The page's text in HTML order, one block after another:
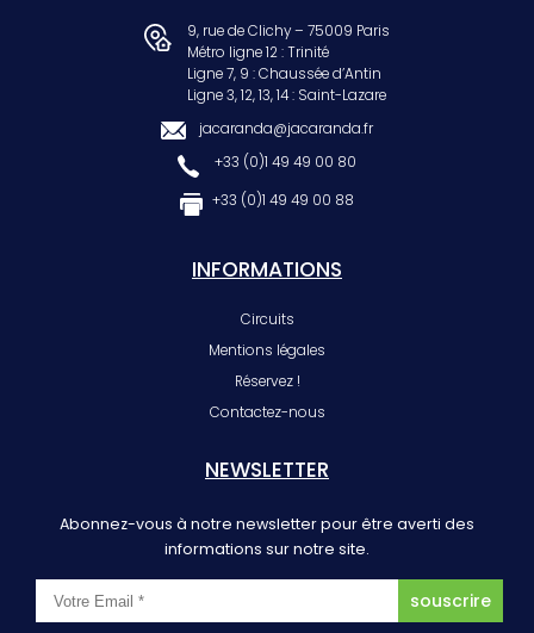
9, rue de Clichy – 75009 Paris
Métro ligne 12 : Trinité
Ligne 7, 9 : Chaussée d’Antin
Ligne 3, 12, 13, 14 : Saint-Lazare
jacaranda@jacaranda.fr
+33 (0)1 49 49 00 80
+33 (0)1 49 49 00 88
INFORMATIONS
Circuits
Mentions légales
Réservez !
Contactez-nous
NEWSLETTER
Abonnez-vous à notre newsletter pour être averti des
informations sur notre site.